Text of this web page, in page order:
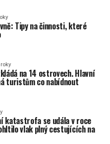
Tipy na činnosti, které
na 14 ostrovech. Hlavní
turistům co nabídnout
katastrofa se udála v roce
vlak plný cestujících na